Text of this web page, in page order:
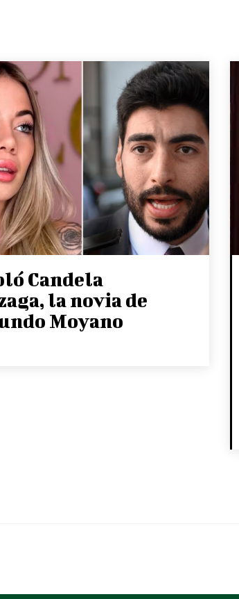
Candela
la novia de
Moyano